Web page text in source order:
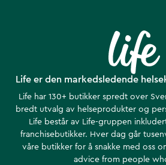
Life er den markedsledende
Life har 130+ butikker spredt over
bredt utvalg av helseprodukter og
Life består av Life-gruppen
franchisebutikker. Hver dag går
våre butikker for å snakke med oss
advice from people